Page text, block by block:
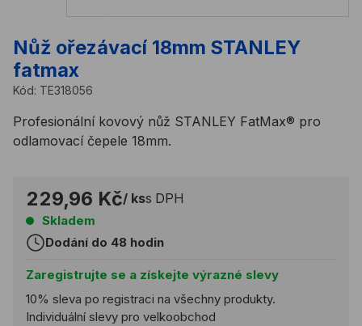
Nůž ořezávací 18mm STANLEY
fatmax
Kód: TE318056
Profesionální kovový nůž STANLEY FatMax® pro
odlamovací čepele 18mm.
229,96 Kč/ kss DPH
Skladem
Dodání do 48 hodin
Zaregistrujte se a získejte výrazné slevy
10% sleva po registraci na všechny produkty.
Individuální slevy pro velkoobchod